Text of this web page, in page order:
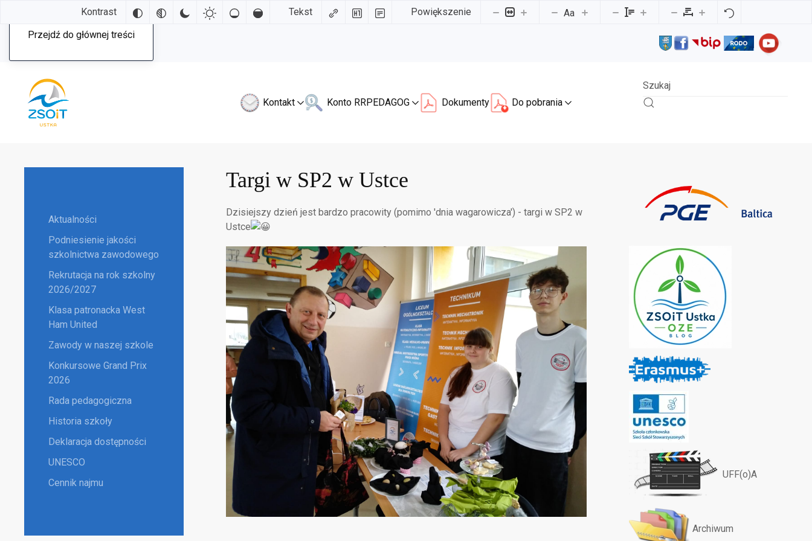
Kontrast Tekst Powiększenie
Aa
Przejdź do głównej treści
Kontakt Konto RRPEDAGOG Dokumenty Do pobrania
Aktualności
Podniesienie jakości
szkolnictwa zawodowego
Rekrutacja na rok szkolny
2026/2027
Klasa patronacka West
Ham United
Zawody w naszej szkole
Konkursowe Grand Prix
2026
Rada pedagogiczna
Historia szkoły
Deklaracja dostępności
UNESCO
Cennik najmu
Targi w SP2 w Ustce
Dzisiejszy dzień jest bardzo pracowity (pomimo 'dnia wagarowicza') - targi w SP2 w
Ustce
UFF(o)A
Archiwum